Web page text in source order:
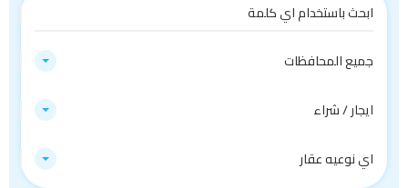
جميع المحافظات
ايجار / شراء
اي نوعيه عقار